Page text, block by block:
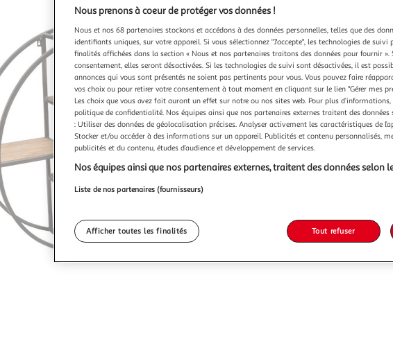
à
100
%
Partager
le
produit
Nous prenons à coeur de protéger vos données !
Nous et nos 68 partenaires stockons et accédons à des données personnelles, telles que des
identifiants uniques, sur votre appareil. Si vous sélectionnez "J'accepte", les technologies de suivi
finalités affichées dans la section « Nous et nos partenaires traitons des données pour fournir ».
consentement, elles seront désactivées. Si les technologies de suivi sont désactivées, il est
annonces qui vous sont présentés ne soient pas pertinents pour vous. Vous pouvez faire
vos choix ou pour retirer votre consentement à tout moment en cliquant sur le lien "Gérer mes
Les choix que vous avez fait auront un effet sur notre ou nos sites web. Pour plus
politique de confidentialité. Nos équipes ainsi que nos partenaires externes traitent des
: Utiliser des données de géolocalisation précises. Analyser activement les caractéristiques de
Stocker et/ou accéder à des informations sur un appareil. Publicités et contenu personnalisés,
publicités et du contenu, études d’audience et développement de services.
Nos équipes ainsi que nos partenaires externes, traitent des données selon
Liste de nos partenaires (fournisseurs)
Afficher toutes les finalités Tout refuser